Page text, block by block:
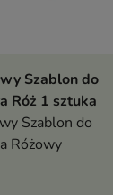
Pokaż szczegóły
Szablon do
Róż 1 sztuka
Szablon do
Różowy